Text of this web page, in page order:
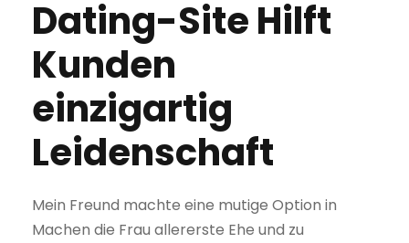
Dating-Site Hilft
Kunden
einzigartig
Leidenschaft
Mein Freund machte eine mutige Option in
Machen die Frau allererste Ehe und zu